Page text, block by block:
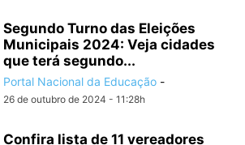
Segundo Turno das Eleições
Municipais 2024: Veja cidades
que terá segundo...
Portal Nacional da Educação -
26 de outubro de 2024 - 11:28h
Confira lista de 11 vereadores